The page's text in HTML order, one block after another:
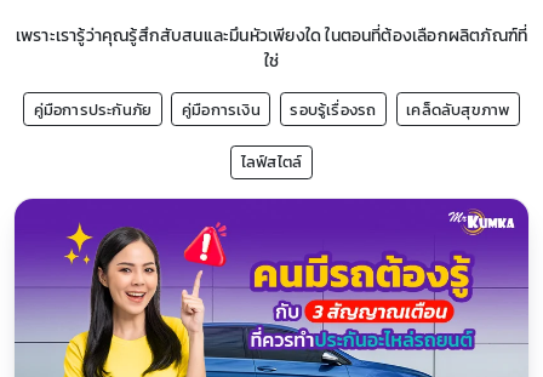
เพราะเรารู้ว่าคุณรู้สึกสับสนและมึนหัวเพียงใด ในตอนที่ต้องเลือกผลิตภัณฑ์ที่
ใช่
คู่มือการประกันภัย คู่มือการเงิน รอบรู้เรื่องรถ เคล็ดลับสุขภาพ
ไลฟ์สไตล์